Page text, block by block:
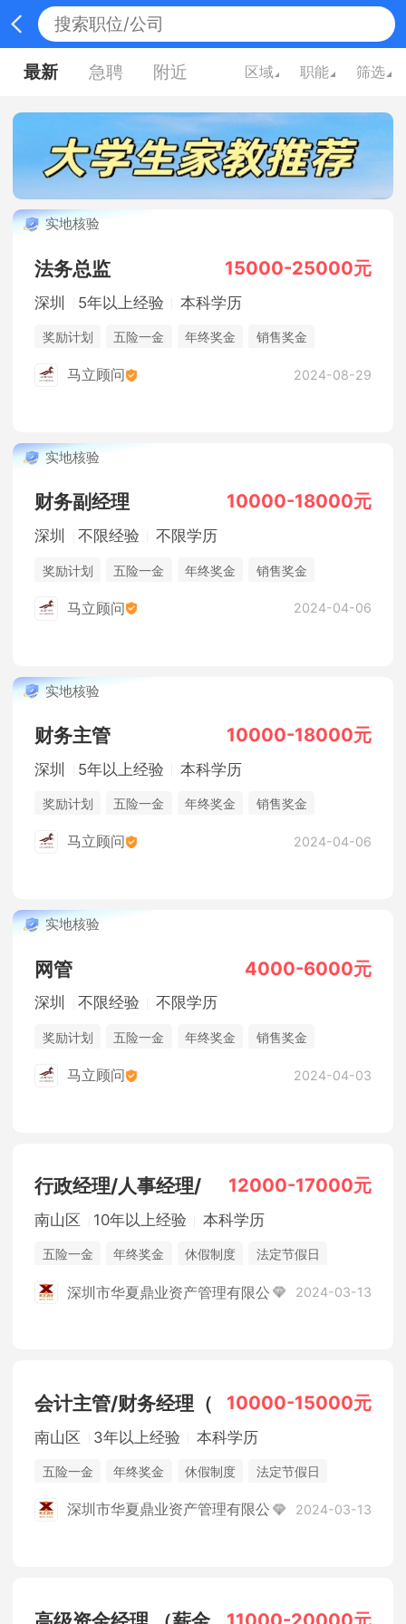
最新 急聘 附近 区域 职能 筛选
实地核验
法务总监 15000-25000元
深圳 5年以上经验 本科学历
奖励计划 五险一金 年终奖金
销售奖金
休假制度
马立顾问 2024-08-29
实地核验
财务副经理 10000-18000元
深圳 不限经验 不限学历
奖励计划 五险一金 年终奖金
销售奖金
休假制度
马立顾问 2024-04-06
实地核验
财务主管 10000-18000元
深圳 5年以上经验 本科学历
奖励计划 五险一金 年终奖金
销售奖金
休假制度
马立顾问 2024-04-06
实地核验
网管 4000-6000元
深圳 不限经验 不限学历
奖励计划 五险一金 年终奖金
销售奖金
休假制度
马立顾问 2024-04-03
行政经理/人事经理/ 12000-17000元
南山区 10年以上经验 本科学历
五险一金 年终奖金 休假制度
法定节假日
综合补贴
深圳市华夏鼎业资产管理有限公 2024-03-13
会计主管/财务经理（ 10000-15000元
南山区 3年以上经验 本科学历
五险一金 年终奖金 休假制度
法定节假日
综合补贴
深圳市华夏鼎业资产管理有限公 2024-03-13